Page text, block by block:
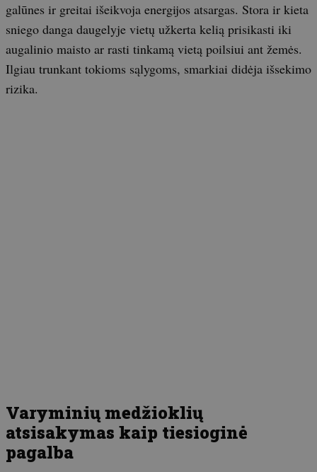
galūnes ir greitai išeikvoja energijos atsargas. Stora ir kieta
sniego danga daugelyje vietų užkerta kelią prisikasti iki
augalinio maisto ar rasti tinkamą vietą poilsiui ant žemės.
Ilgiau trunkant tokioms sąlygoms, smarkiai didėja išsekimo
rizika.
Varyminių medžioklių
atsisakymas kaip tiesioginė
pagalba